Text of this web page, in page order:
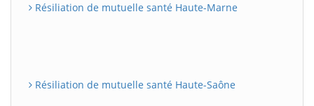
Résiliation de mutuelle santé Haute-Marne
Résiliation de mutuelle santé Haute-Saône